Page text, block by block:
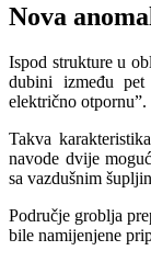
Nova
Ispod strukture u
dubini između
električno otpornu”.
Takva
navode dvije
sa vazdušnim
Područje groblja
bile namijenjene